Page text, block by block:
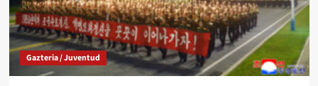
Gazteria / Juventud